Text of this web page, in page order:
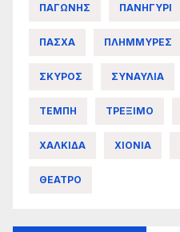
ΠΑΓΩΝΗΣ ΠΑΝΗΓΥΡΙ
ΠΑΣΧΑ ΠΛΗΜΜΥΡΕΣ
ΣΚΥΡΟΣ ΣΥΝΑΥΛΙΑ
ΤΕΜΠΗ ΤΡΕΞΙΜΟ
ΧΑΛΚΙΔΑ ΧΙΟΝΙΑ
ΘΕΑΤΡΟ